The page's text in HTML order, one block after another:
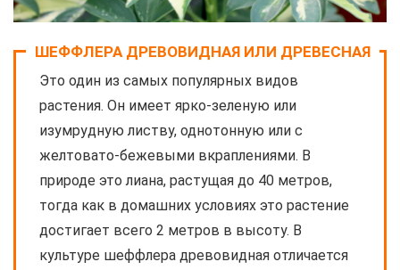
ШЕФФЛЕРА ДРЕВОВИДНАЯ ИЛИ ДРЕВЕСНАЯ
Это один из самых популярных видов
растения. Он имеет ярко-зеленую или
изумрудную листву, однотонную или с
желтовато-бежевыми вкраплениями. В
природе это лиана, растущая до 40 метров,
тогда как в домашних условиях это растение
достигает всего 2 метров в высоту. В
культуре шеффлера древовидная отличается